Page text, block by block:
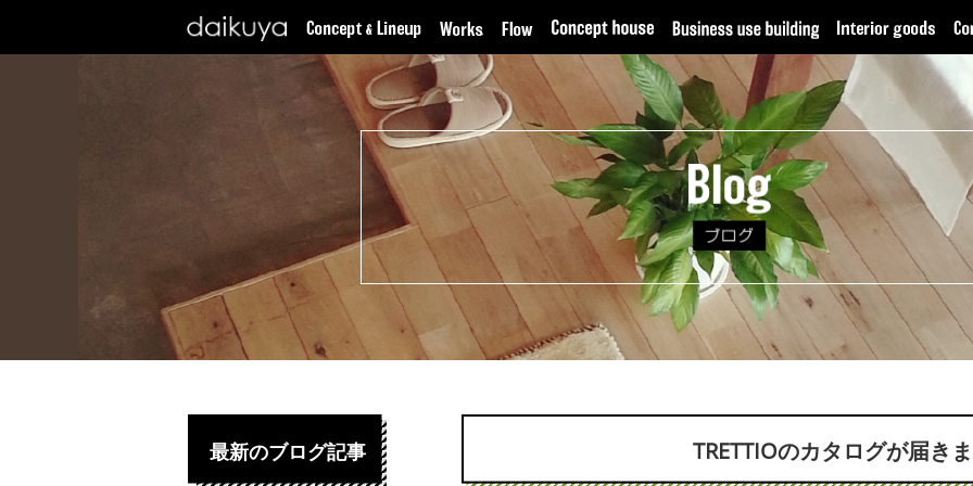
TRETTIOのカタログが届き
最新のブログ記事